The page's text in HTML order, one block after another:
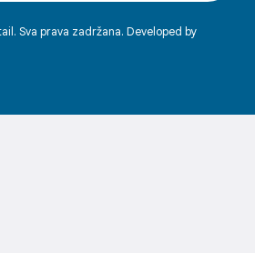
Sva prava zadržana. Developed by